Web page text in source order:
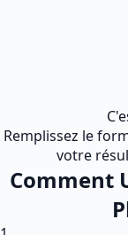
Remplissez le
votre
Comment